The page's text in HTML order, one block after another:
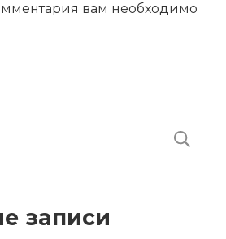
вам необходимо
записи